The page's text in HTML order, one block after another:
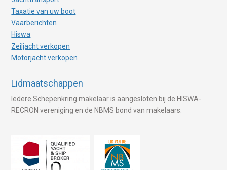
Taxatie van uw boot
Vaarberichten
Hiswa
Zeiljacht verkopen
Motorjacht verkopen
Lidmaatschappen
Iedere Schepenkring makelaar is aangesloten bij de HISWA-
RECRON vereniging en de NBMS bond van makelaars.